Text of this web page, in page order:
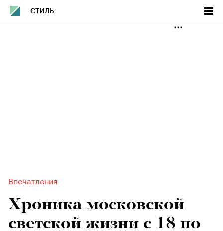
СТИЛЬ
Впечатления
Хроника московской
светской жизни с 18 по